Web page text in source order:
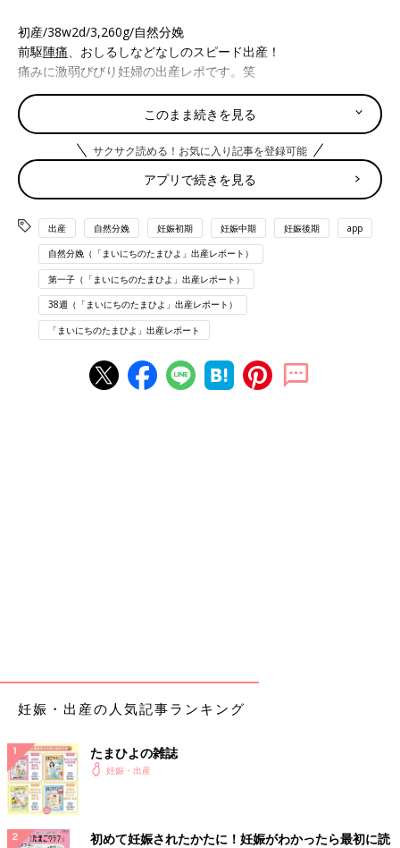
初産/38w2d/3,260g/自然分娩
前駆陣痛 、おしるしなどなしのスピード出産！
痛みに激弱びびり妊婦の出産レポです。笑
5/26
38w0dで健診→内診されるが痛すぎて、「まだ全然だね！」と言
5/28
おなかが痛くて目が覚める
いったんトイレに行く
おりものが多い
布団に戻ってうとうと
またおなかが痛くて目が覚める
7:03
痛むのでカウンターをおすと、初回から8分間隔のため、「病院
に連絡しよう！」と出る
7:12
また痛む
9分間隔
横で寝ていた夫を起こす
このまま続きを見る
サクサク読める！お気に入り記事を登録可能
アプリで続きを見る
出産 自然分娩 妊娠初期 妊娠中期 妊娠後期 app
自然分娩（「まいにちのたまひよ」出産レポート）
第一子（「まいにちのたまひよ」出産レポート）
38週（「まいにちのたまひよ」出産レポート）
「まいにちのたまひよ」出産レポート
妊娠・出産の人気記事ランキング
たまひよの雑誌
妊娠・出産
初めて妊娠されたかたに！妊娠がわかったら最初に読